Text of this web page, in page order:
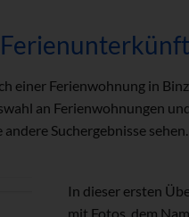
einer Ferienwohnung in
an Ferienwohnungen
Suchergebnisse sehen.
In dieser ersten
mit Fotos, dem